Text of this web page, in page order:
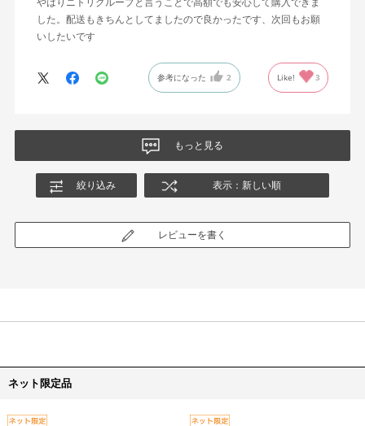
した。配送もきちんとしてましたので良かったです、次回もお願
いしたいです
参考になった 2 Like! 3
もっと見る
絞り込み 表示：新しい順
レビューを書く
ネット限定品